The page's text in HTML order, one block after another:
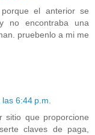
el anterior se
no encontraba una
pruebenlo a mi me
6:44 p.m.
sitio que proporcione
claves de paga,